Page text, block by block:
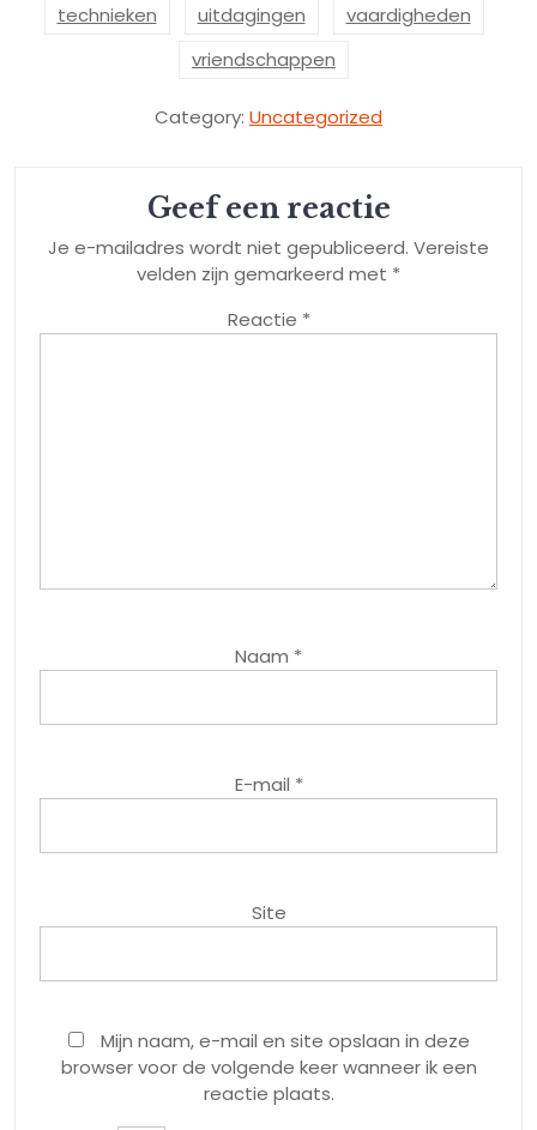
technieken
uitdagingen
vaardigheden
vriendschappen
Category: Uncategorized
Geef een reactie
Je e-mailadres wordt niet gepubliceerd. Vereiste
velden zijn gemarkeerd met *
Reactie *
Naam *
E-mail *
Site
Mijn naam, e-mail en site opslaan in deze
browser voor de volgende keer wanneer ik een
reactie plaats.